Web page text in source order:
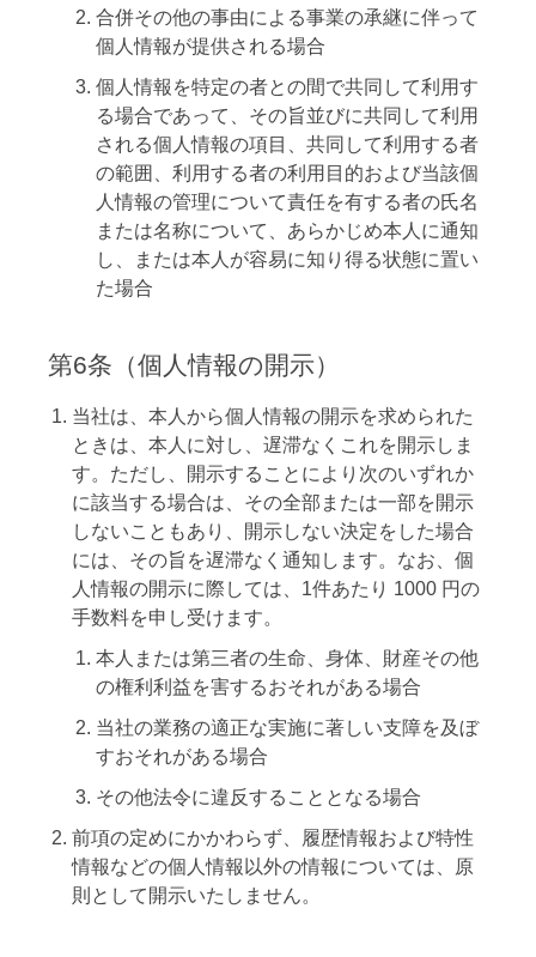
合併その他の事由による事業の承継に伴って
個人情報が提供される場合
個人情報を特定の者との間で共同して利用す
る場合であって、その旨並びに共同して利用
される個人情報の項目、共同して利用する者
の範囲、利用する者の利用目的および当該個
人情報の管理について責任を有する者の氏名
または名称について、あらかじめ本人に通知
し、または本人が容易に知り得る状態に置い
た場合
第6条（個人情報の開示）
当社は、本人から個人情報の開示を求められた
ときは、本人に対し、遅滞なくこれを開示しま
す。ただし、開示することにより次のいずれか
に該当する場合は、その全部または一部を開示
しないこともあり、開示しない決定をした場合
には、その旨を遅滞なく通知します。なお、個
人情報の開示に際しては、1件あたり 1000 円の
手数料を申し受けます。
本人または第三者の生命、身体、財産その他
の権利利益を害するおそれがある場合
当社の業務の適正な実施に著しい支障を及ぼ
すおそれがある場合
その他法令に違反することとなる場合
前項の定めにかかわらず、履歴情報および特性
情報などの個人情報以外の情報については、原
則として開示いたしません。